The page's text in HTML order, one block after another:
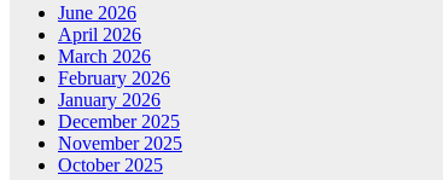
June 2026
April 2026
March 2026
February 2026
January 2026
December 2025
November 2025
October 2025